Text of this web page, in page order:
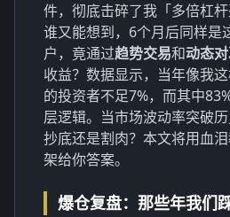
件，彻底击碎了我「多倍杠
谁又能想到，6个月后同样是
户，竟通过趋势交易和动态
收益？数据显示，当年像我
的投资者不足7%，而其中
层逻辑。当市场波动率突破
抄底还是割肉？本文将用血
架给你答案。
爆仓复盘：那些年我们